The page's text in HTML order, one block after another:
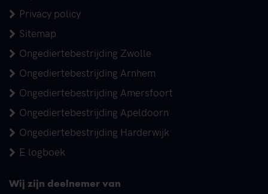
Privacy policy
Sitemap
Ongediertebestrijding Zwolle
Ongediertebestrijding Arnhem
Ongediertebestrijding Amersfoort
Ongediertebestrijding Apeldoorn
Ongediertebestrijding Harderwijk
E logboek
Wij zijn deelnemer van